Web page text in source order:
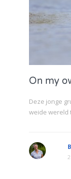
On my
Deze jonge
weide wereld